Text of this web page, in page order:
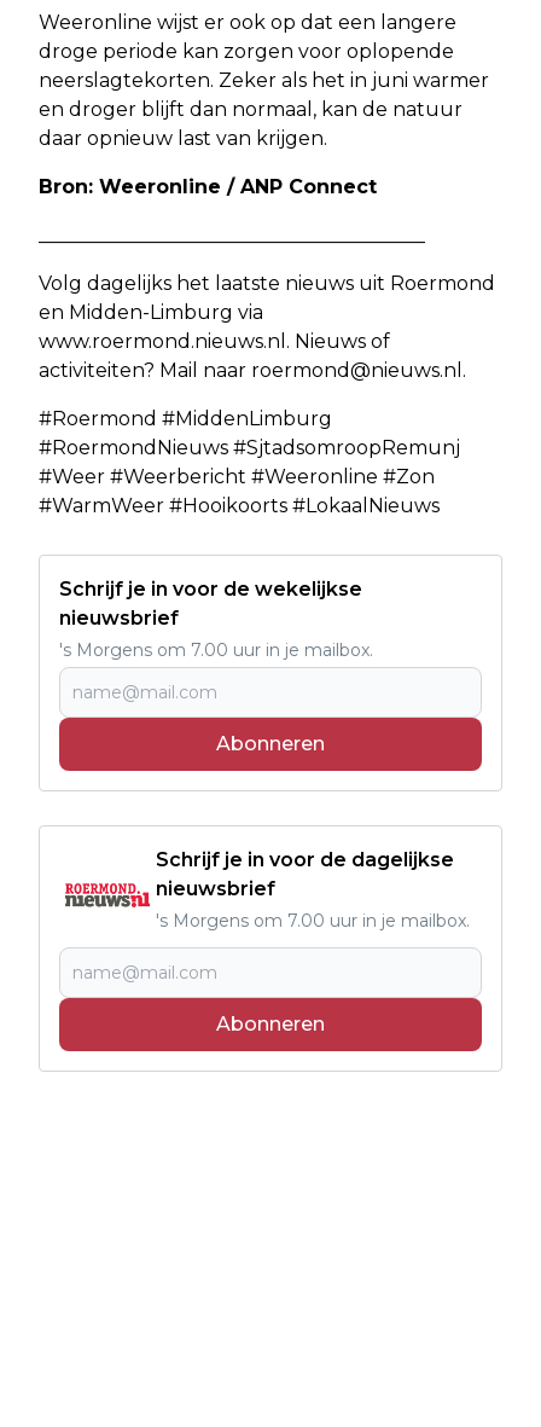
Weeronline wijst er ook op dat een langere
droge periode kan zorgen voor oplopende
neerslagtekorten. Zeker als het in juni warmer
en droger blijft dan normaal, kan de natuur
daar opnieuw last van krijgen.
Bron: Weeronline / ANP Connect
Volg dagelijks het laatste nieuws uit Roermond
en Midden-Limburg via
www.roermond.nieuws.nl. Nieuws of
activiteiten? Mail naar roermond@nieuws.nl .
#Roermond #MiddenLimburg
#RoermondNieuws #SjtadsomroopRemunj
#Weer #Weerbericht #Weeronline #Zon
#WarmWeer #Hooikoorts #LokaalNieuws
Schrijf je in voor de wekelijkse
nieuwsbrief
's Morgens om 7.00 uur in je mailbox.
Abonneren
Schrijf je in voor de dagelijkse
nieuwsbrief
's Morgens om 7.00 uur in je mailbox.
Abonneren